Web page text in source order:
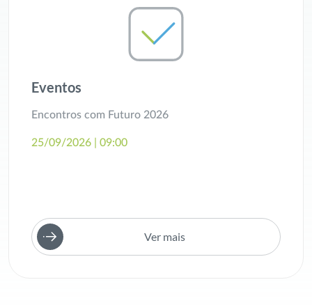
Eventos
Encontros com Futuro 2026
25/09/2026 | 09:00
Ver mais